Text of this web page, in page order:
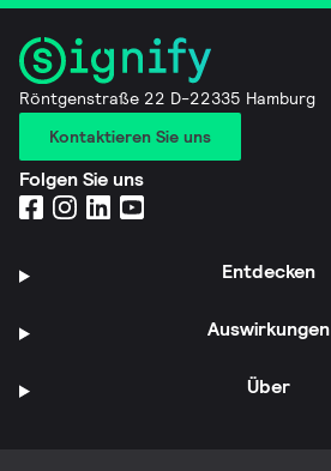
Röntgenstraße 22 D-22335 Hamburg
Kontaktieren Sie uns
Folgen Sie uns
Entdecken
Auswirkungen
Über